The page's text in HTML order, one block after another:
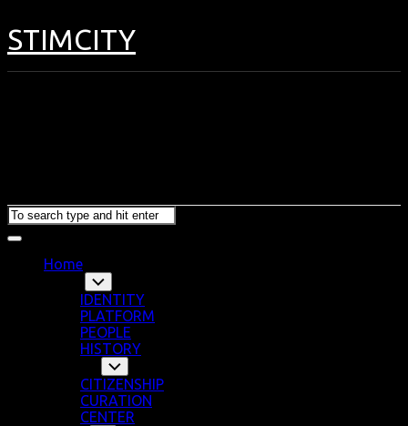
to
content
STIMCITY
Expand
Home
Toggle
Child
Menu
IDENTITY
PLATFORM
PEOPLE
HISTORY
Toggle
Child
Menu
CITIZENSHIP
CURATION
CENTER